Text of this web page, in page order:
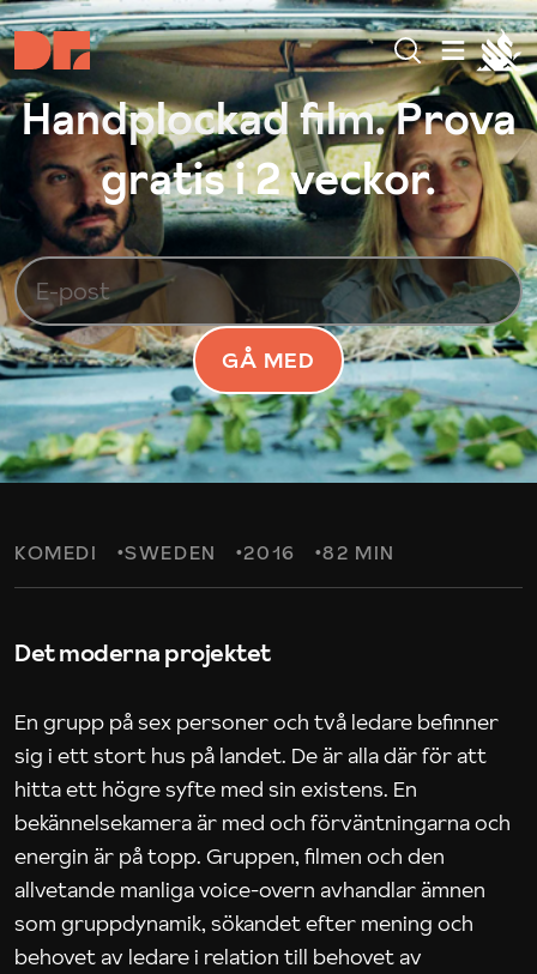
Handplockad film. Prova
gratis i 2 veckor.
GÅ MED
KOMEDI SWEDEN 2016 82 MIN
Det moderna projektet
En grupp på sex personer och två ledare befinner
sig i ett stort hus på landet. De är alla där för att
hitta ett högre syfte med sin existens. En
bekännelsekamera är med och förväntningarna och
energin är på topp. Gruppen, filmen och den
allvetande manliga voice-overn avhandlar ämnen
som gruppdynamik, sökandet efter mening och
behovet av ledare i relation till behovet av